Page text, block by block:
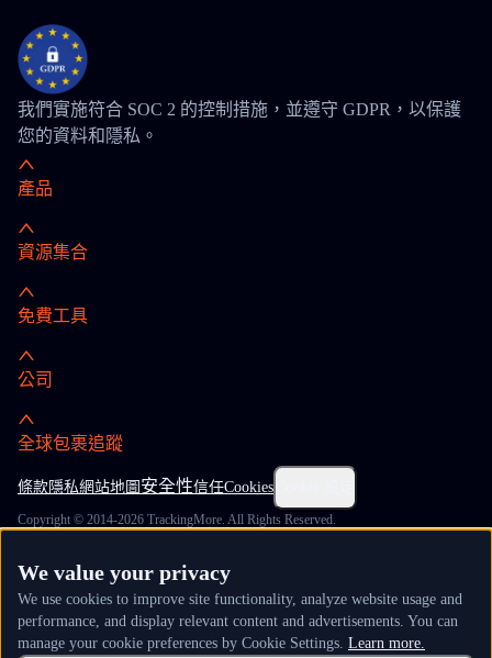
我們實施符合 SOC 2 的控制措施，並遵守 GDPR，以保護
您的資料和隱私。
產品
資源集合
免費工具
公司
全球包裹追蹤
條款隱私網站地圖 安全性信任Cookies
Copyright © 2014-2026 TrackingMore. All Rights Reserved.
We value your privacy
We use cookies to improve site functionality, analyze website usage and
performance, and display relevant content and advertisements. You can
manage your cookie preferences by Cookie Settings. Learn more.